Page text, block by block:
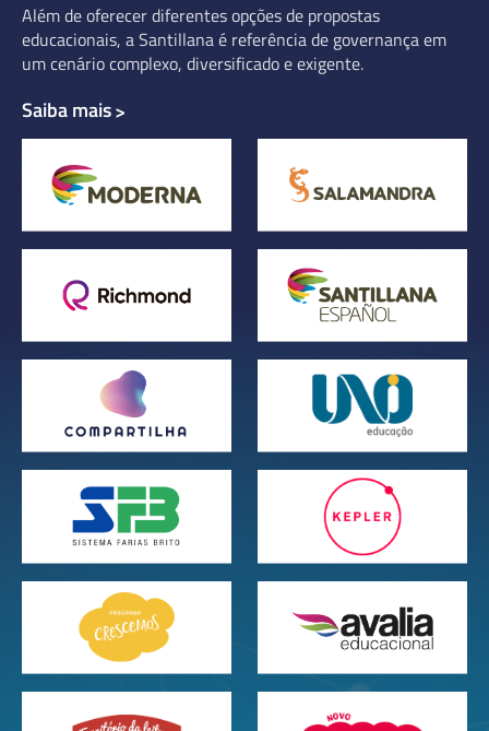
Além de oferecer diferentes opções de propostas
educacionais, a Santillana é referência de governança em
um cenário complexo, diversificado e exigente.
Saiba mais>